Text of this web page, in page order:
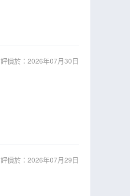
評價於：2026年07月30日
評價於：2026年07月29日